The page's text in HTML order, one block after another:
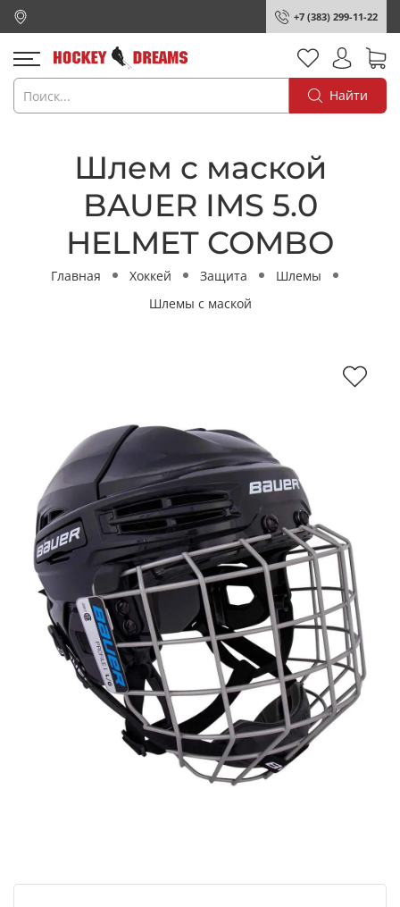
+7 (383) 299-11-22
Найти
Шлем с маской
BAUER IMS 5.0
HELMET COMBO
Главная Хоккей Защита
Шлемы
Шлемы с маской